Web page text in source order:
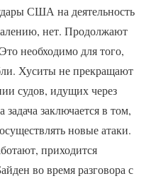
США на деятельность
нет. Продолжают
необходимо для того,
Хуситы не прекращают
судов, идущих через
заключается в том,
новые атаки.
приходится
во время разговора с